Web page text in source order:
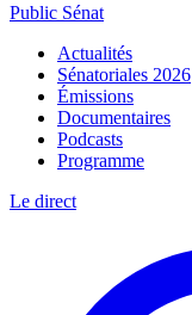
Public Sénat
Actualités
Sénatoriales 2026
Émissions
Documentaires
Podcasts
Programme
Le direct